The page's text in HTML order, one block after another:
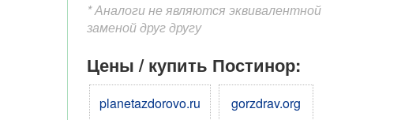
* Аналоги не являются эквивалентной
заменой друг другу
Цены / купить Постинор:
planetazdorovo.ru gorzdrav.org